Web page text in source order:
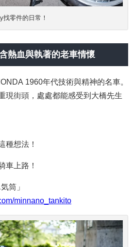
零件的日常！
熱血與執著的老車情懷
1960年代技術與精神的名車。
現街頭，處處都能感受到大橋先生
種想法！
車上路！
筒 」
minnano_tankito